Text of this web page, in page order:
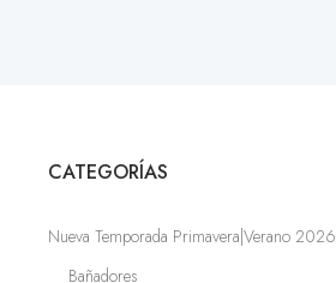
CATEGORÍAS
Nueva Temporada Primavera|Verano 2026
Bañadores